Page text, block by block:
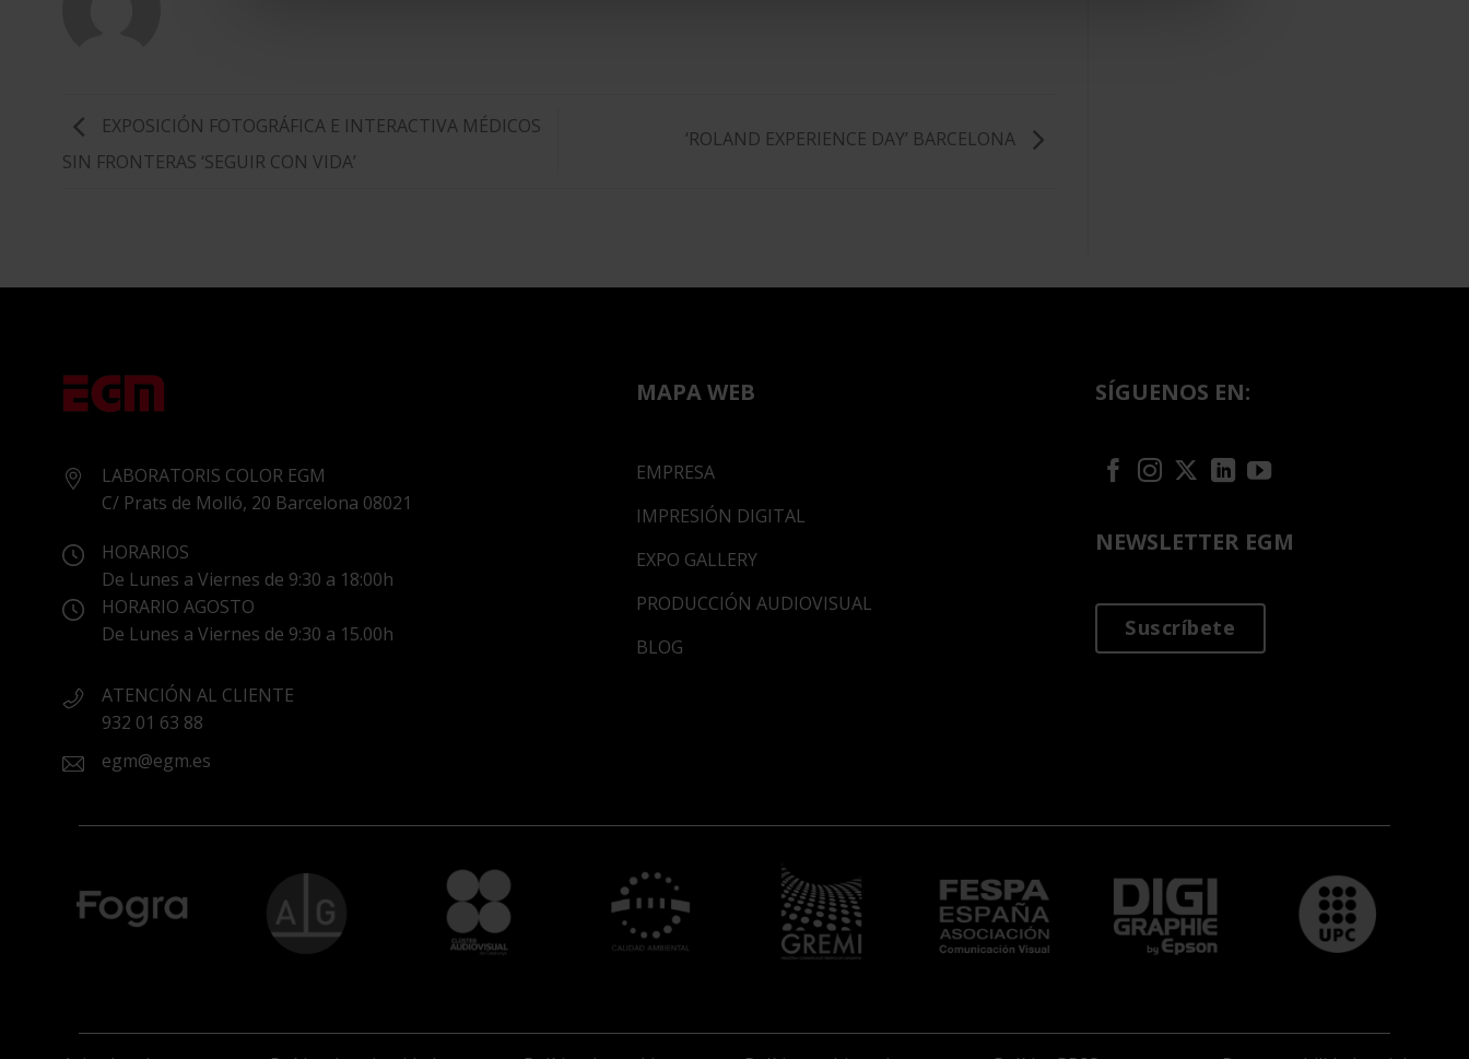
EXPOSICIÓN FOTOGRÁFICA E INTERACTIVA MÉDICOS
SIN FRONTERAS ‘SEGUIR CON VIDA’
‘ROLAND EXPERIENCE DAY’ BARCELONA
LABORATORIS COLOR EGM
C/ Prats de Molló, 20 Barcelona 08021
HORARIOS
De Lunes a Viernes de 9:30 a 18:00h
HORARIO AGOSTO
De Lunes a Viernes de 9:30 a 15.00h
ATENCIÓN AL CLIENTE
932 01 63 88
egm@egm.es
MAPA WEB
EMPRESA
IMPRESIÓN DIGITAL
EXPO GALLERY
PRODUCCIÓN AUDIOVISUAL
BLOG
SÍGUENOS EN:
NEWSLETTER EGM
Suscríbete